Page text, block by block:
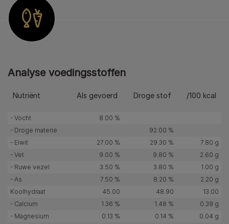
Analyse voedingsstoffen
Nutriënt Als gevoerd Droge stof /100 kcal
- Vocht
8.00 %
- Droge materie
92.00 %
- Eiwit
27.00 % 29.30 %
7.80 g
- Vet
9.00 % 9.80 %
2.60 g
- Ruwe vezel
3.50 % 3.80 %
1.00 g
- As
7.50 % 8.20 %
2.20 g
Koolhydraat
45.00 48.90
13.00
- Calcium
1.36 % 1.48 %
0.39 g
- Magnesium
0.13 % 0.14 %
0.04 g